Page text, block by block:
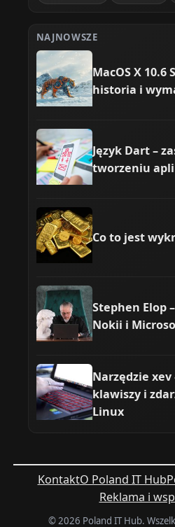
NAJNOWSZE
MacOS X 10.6
historia i
Język Dart –
tworzeniu
Co to jest
Stephen Elop
Nokii i
Narzędzie
klawiszy i
Linux
KontaktO Poland IT Hub
Reklama i
© 2026 Poland IT Hub.